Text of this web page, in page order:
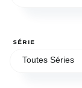
SÉRIE
Toutes Séries